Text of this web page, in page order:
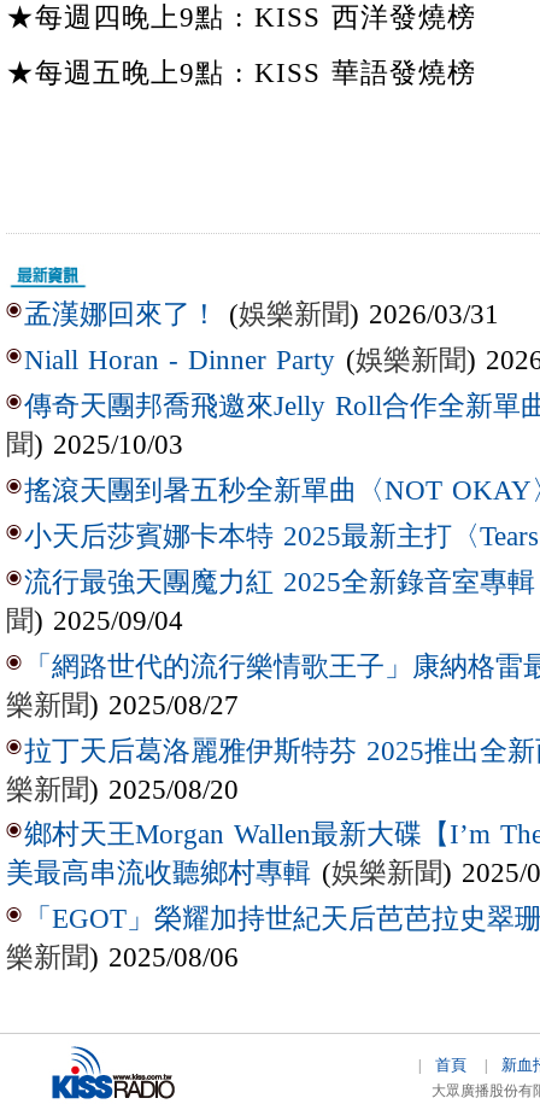
★每週四晚上9點 : KISS 西洋發燒榜
★每週五晚上9點 : KISS 華語發燒榜
孟漢娜回來了！ (娛樂新聞) 2026/03/31
Niall Horan - Dinner Party (娛樂新聞)
傳奇天團邦喬飛邀來Jelly Roll合作全新單
聞) 2025/10/03
搖滾天團到暑五秒全新單曲〈NOT OKAY
小天后莎賓娜卡本特 2025最新主打〈
流行最強天團魔力紅 2025全新錄音室專
聞) 2025/09/04
「網路世代的流行樂情歌王子」康納格雷
樂新聞) 2025/08/27
拉丁天后葛洛麗雅伊斯特芬 2025推出全新
樂新聞) 2025/08/20
鄉村天王Morgan Wallen最新大碟【I’m
美最高串流收聽鄉村專輯 (娛樂新聞) 2025/
「EGOT」榮耀加持世紀天后芭芭拉史翠
樂新聞) 2025/08/06
首頁 新血
大眾廣播股份有